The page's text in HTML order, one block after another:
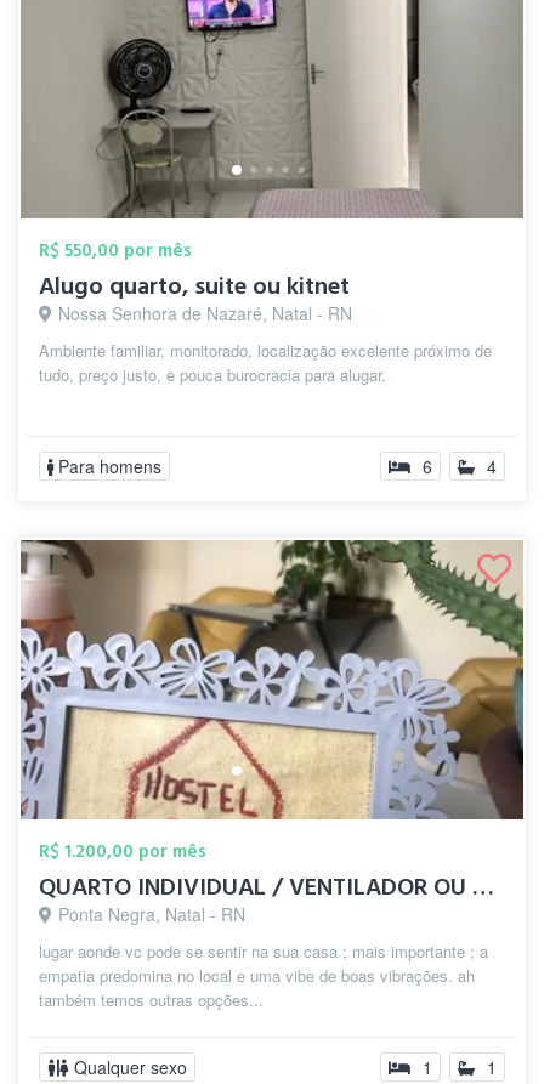
R$ 550,00 por mês
Alugo quarto, suite ou kitnet
Nossa Senhora de Nazaré, Natal - RN
Ambiente familiar, monitorado, localização excelente próximo de
tudo, preço justo, e pouca burocracia para alugar.
Para homens 6 4
R$ 1.200,00 por mês
QUARTO INDIVIDUAL / VENTILADOR OU DUPLO
Ponta Negra, Natal - RN
lugar aonde vc pode se sentir na sua casa ; mais importante ; a
empatia predomina no local e uma vibe de boas vibrações. ah
também temos outras opções...
Qualquer sexo 1 1